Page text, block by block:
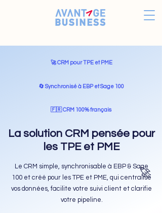
🚀 CRM pour TPE et PME
🔄️ Synchronisé à EBP et Sage 100
🇫🇷 CRM 100% français
La solution CRM pensée pour
les TPE et PME
🚀
Le CRM simple, synchronisable à EBP & Sage
100 et créé pour les TPE et PME, qui centralise
vos données, facilite votre suivi client et clarifie
votre pipeline.